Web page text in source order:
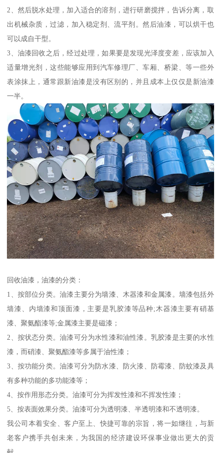
2、然后脱水处理，加入适合的溶剂，进行研磨搅拌，告诉分离，取
出机械杂质，过滤，加入稳定剂、流平剂。然后油漆，可以烘干也
可以成自干型。
3、油漆回收之后，经过处理，如果要是发现光泽度变差，应该加入
适量增光剂，这些能够应用到汽车修理厂、车厢、桥梁、等一些外
表涂抹上，通常跟新油漆是没有区别的，并且成本上仅仅是新油漆
一半。
回收油漆，油漆的分类：
1、按部位分类。油漆主要分为墙漆、木器漆和金属漆。墙漆包括外
墙漆、内墙漆和顶面漆，主要是乳胶漆等品种;木器漆主要有硝基
漆、聚氨酯漆等;金属漆主要是磁漆；
2、按状态分类。油漆可分为水性漆和油性漆。乳胶漆是主要的水性
漆，而硝漆、聚氨酯漆等多属于油性漆；
3、按功能分类。油漆可分为防水漆、防火漆、防霉漆、防蚊漆及具
有多种功能的多功能漆等；
4、按作用形态分类。油漆可分为挥发性漆和不挥发性漆；
5、按表面效果分类。油漆可分为透明漆、半透明漆和不透明漆。
我公司本着安全、客户至上、快捷可靠的宗旨，将一如继往，与新
老客户携手共创未来，为我国的经济建设环保事业做出更大的贡